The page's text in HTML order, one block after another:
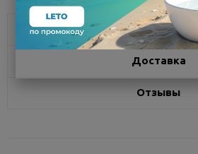
Характеристики
Доставка
Отзывы